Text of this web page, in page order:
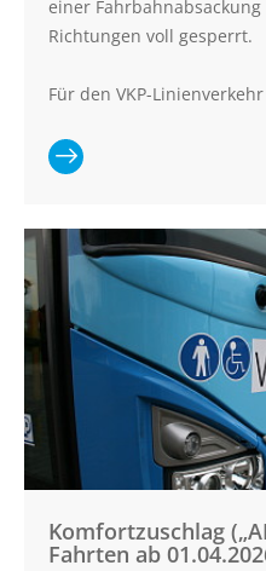
einer
Richtungen voll gesperrt.
Für den VKP-
Artikel lesen:
Vollsperrung
L53
Rathjensdorf-
Lebrade
Komfortzuschlag
Fahrten ab